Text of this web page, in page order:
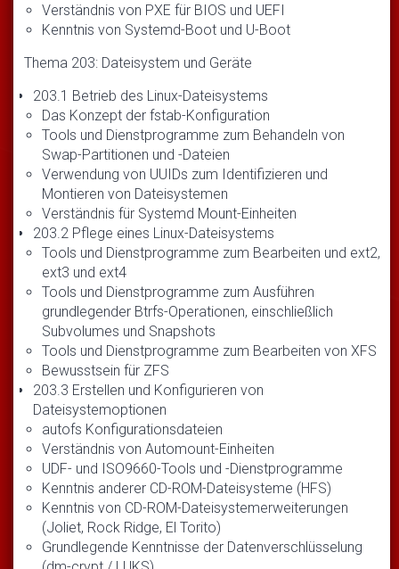
Verständnis von PXE für BIOS und UEFI
Kenntnis von Systemd-Boot und U-Boot
Thema 203: Dateisystem und Geräte
203.1 Betrieb des Linux-Dateisystems
Das Konzept der fstab-Konfiguration
Tools und Dienstprogramme zum Behandeln von
Swap-Partitionen und -Dateien
Verwendung von UUIDs zum Identifizieren und
Montieren von Dateisystemen
Verständnis für Systemd Mount-Einheiten
203.2 Pflege eines Linux-Dateisystems
Tools und Dienstprogramme zum Bearbeiten und ext2,
ext3 und ext4
Tools und Dienstprogramme zum Ausführen
grundlegender Btrfs-Operationen, einschließlich
Subvolumes und Snapshots
Tools und Dienstprogramme zum Bearbeiten von XFS
Bewusstsein für ZFS
203.3 Erstellen und Konfigurieren von
Dateisystemoptionen
autofs Konfigurationsdateien
Verständnis von Automount-Einheiten
UDF- und ISO9660-Tools und -Dienstprogramme
Kenntnis anderer CD-ROM-Dateisysteme (HFS)
Kenntnis von CD-ROM-Dateisystemerweiterungen
(Joliet, Rock Ridge, El Torito)
Grundlegende Kenntnisse der Datenverschlüsselung